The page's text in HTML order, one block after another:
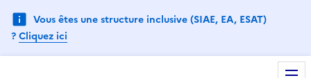
Vous êtes une structure inclusive (SIAE, EA, ESAT)
?Cliquez ici